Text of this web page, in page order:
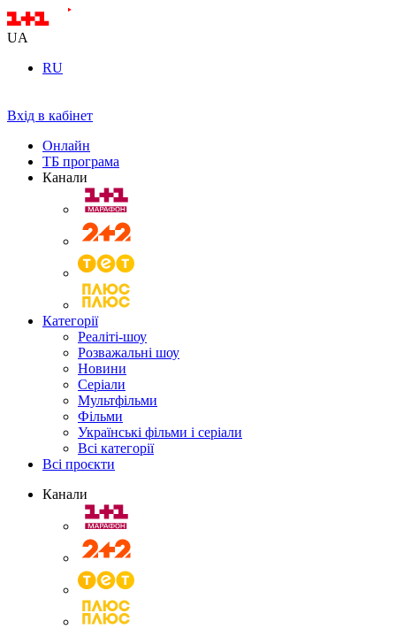
UA
RU
Вхід в кабінет
Онлайн
ТБ програма
Канали
Категорії
Реаліті-шоу
Розважальні шоу
Новини
Серіали
Мультфільми
Фільми
Українські фільми і серіали
Всі категорії
Всі проєкти
Канали